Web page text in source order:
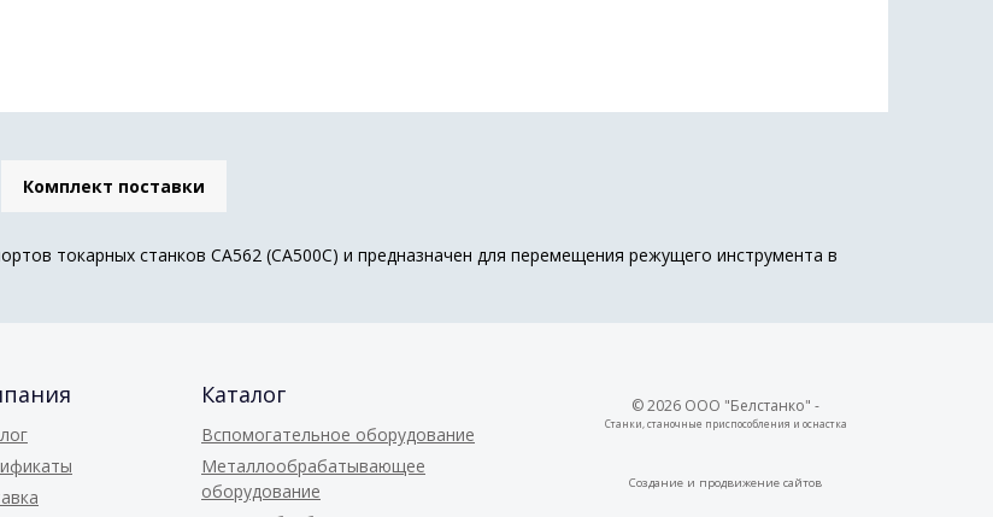
Комплект поставки
токарных станков СА562 (СА500С) и предназначен для перемещения режущего инструмента в
Каталог
Вспомогательное оборудование
Металлообрабатывающее
оборудование
© 2026 ООО "Белстанко" -
Станки, станочные приспособления и оснастка
Создание и продвижение сайтов